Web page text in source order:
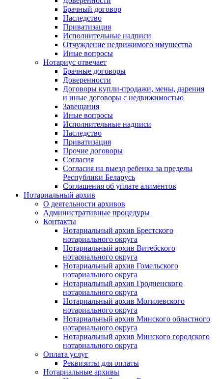
Брачный договор
Наследство
Приватизация
Исполнительные надписи
Отчуждение недвижимого имущества
Иные вопросы
Нотариус отвечает
Брачные договоры
Доверенности
Договоры купли-продажи, мены, дарения
и иные договоры с недвижимостью
Завещания
Иные вопросы
Исполнительные надписи
Наследство
Приватизация
Прочие договоры
Согласия
Согласия на выезд ребенка за пределы
Республики Беларусь
Соглашения об уплате алиментов
Нотариальный архив
О деятельности архивов
Административные процедуры
Контакты
Нотариальный архив Брестского
нотариального округа
Нотариальный архив Витебского
нотариального округа
Нотариальный архив Гомельского
нотариального округа
Нотариальный архив Гродненского
нотариального округа
Нотариальный архив Могилевского
нотариального округа
Нотариальный архив Минского областного
нотариального округа
Нотариальный архив Минского городского
нотариального округа
Оплата услуг
Реквизиты для оплаты
Нотариальные архивы